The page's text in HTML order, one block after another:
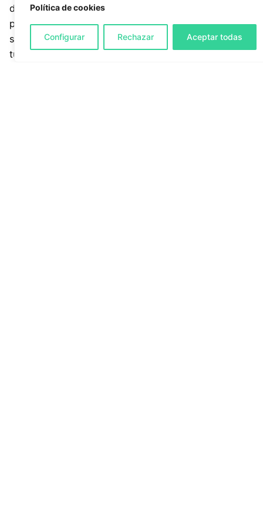
Política de cookies
Configurar Rechazar Aceptar todas
de las imágenes o errores de codificación). Es
posible que estos problemas no sean críticos, pero
solucionarlos ofrecerá una mejor experiencia móvil a
tus clientes.